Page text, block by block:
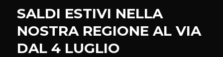
A
‘OMMEGANG’
SALDI ESTIVI NELLA
NOSTRA REGIONE AL VIA
DAL 4 LUGLIO